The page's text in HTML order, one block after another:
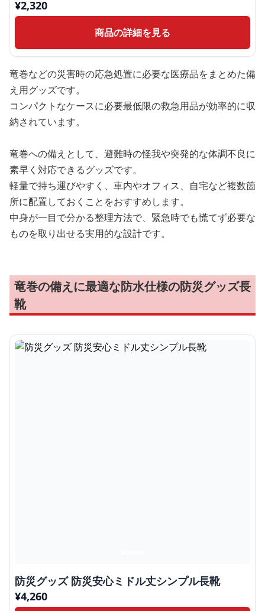
¥2,320
商品の詳細を見る
竜巻などの災害時の応急処置に必要な医療品をまとめた備
え用グッズです。
コンパクトなケースに必要最低限の救急用品が効率的に収
納されています。
竜巻への備えとして、避難時の怪我や突発的な体調不良に
素早く対応できるグッズです。
軽量で持ち運びやすく、車内やオフィス、自宅など複数箇
所に配置しておくことをおすすめします。
中身が一目で分かる整理方法で、緊急時でも慌てず必要な
ものを取り出せる実用的な設計です。
竜巻の備えに最適な防水仕様の防災グッズ長
靴
防災グッズ 防災安心ミドル丈シンプル長靴
¥4,260